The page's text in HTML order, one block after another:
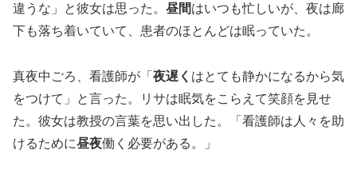
違うな」と彼女は思った。 昼間はいつも忙しいが、夜は廊
下も落ち着いていて、患者のほとんどは眠っていた。
真夜中ごろ、看護師が「 夜遅く はとても静かになるから気
をつけて」と言った。リサは眠気をこらえて笑顔を見せ
た。彼女は教授の言葉を思い出した。「看護師は人々を助
けるために昼夜働く必要がある。」